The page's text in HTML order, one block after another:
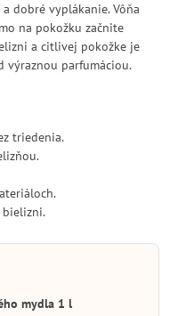
dobré vyplákanie. Vôňa
na pokožku začnite
a citlivej pokožke je
výraznou parfumáciou.
triedenia.
bielizni.
mydla 1 l